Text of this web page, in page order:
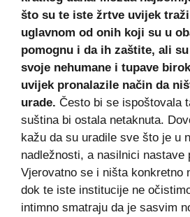
što su te iste žrtve uvijek
uglavnom od onih koji su u
pomognu i da ih zaštite, ali
svoje nehumane i tupave
uvijek pronalazile način da
urade. Često bi se ispoštovala
suština bi ostala netaknuta.
kažu da su uradile sve što je u
nadležnosti, a nasilnici nastave
Vjerovatno se i ništa konkretno
dok te iste institucije ne
intimno smatraju da je sasvim